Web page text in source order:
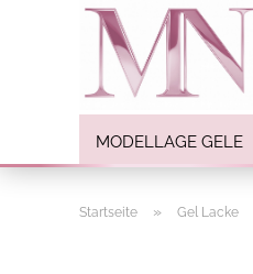
MODELLAGE GELE
Startseite » Gel Lacke